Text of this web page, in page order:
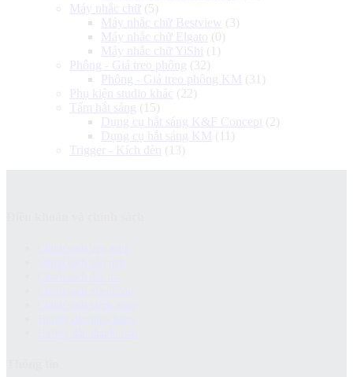
Máy nhắc chữ (5)
Máy nhắc chữ Bestview (3)
Máy nhắc chữ Elgato (0)
Máy nhắc chữ YiShi
(1)
Phông - Giá treo phông (32)
Phông - Giá treo phông KM (31)
Phụ kiện studio khác (22)
Tấm hắt sáng (15)
Dụng cụ hắt sáng K&F Concept (2)
Dụng cụ hắt sáng KM (11)
Trigger - Kích đèn
(13)